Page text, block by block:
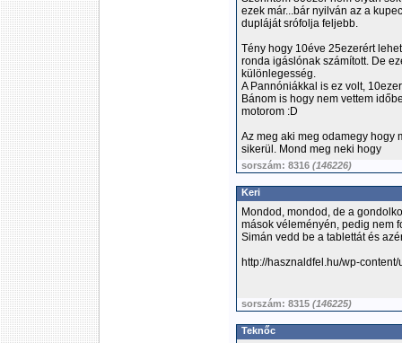
ezek már...bár nyilván az a
dupláját srófolja feljebb.
Tény hogy 10éve 25ezerért
ronda igáslónak számított. De
különlegesség.
A Pannóniákkal is ez volt,
Bánom is hogy nem vettem
motorom :D
Az meg aki meg odamegy hogy
sikerül. Mond meg neki hogy
sorszám: 8316 (146226)
Keri
Mondod, mondod, de a
mások véleményén, pedig nem
Simán vedd be a tablettát és
http://hasznaldfel.hu/wp-
sorszám: 8315 (146225)
Teknőc